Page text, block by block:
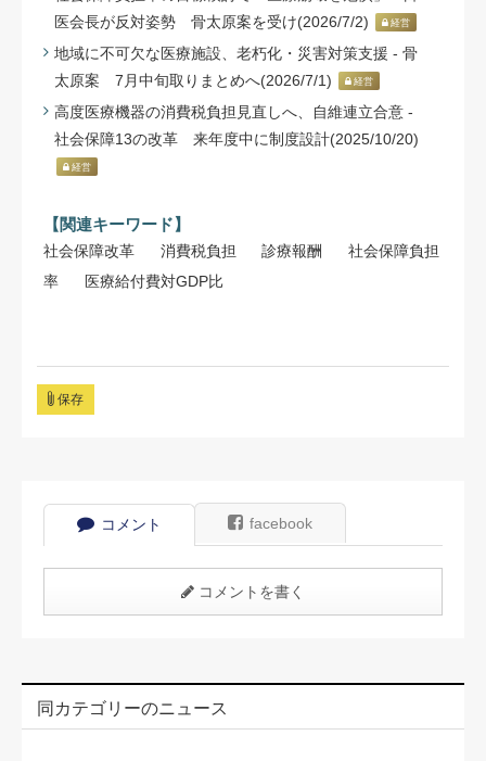
医会長が反対姿勢 骨太原案を受け(2026/7/2)
経営
地域に不可欠な医療施設、老朽化・災害対策支援 - 骨
太原案 7月中旬取りまとめへ(2026/7/1)
経営
高度医療機器の消費税負担見直しへ、自維連立合意 -
社会保障13の改革 来年度中に制度設計(2025/10/20)
経営
【関連キーワード】
社会保障改革 消費税負担 診療報酬
社会保障負担
率
医療給付費対GDP比
保存
コメント facebook
コメントを書く
同カテゴリーのニュース